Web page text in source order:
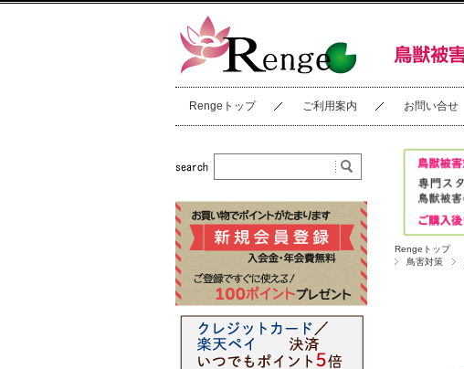
Rengeトップ ご利用案内 お問い合せ
Rengeトップ
鳥害対策